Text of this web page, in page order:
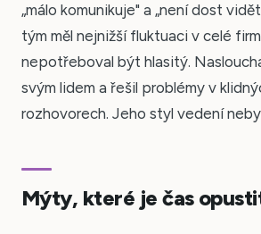
„málo komunikuje" a „není dost
tým měl nejnižší fluktuaci v celé
nepotřeboval být hlasitý.
svým lidem a řešil problémy v
rozhovorech. Jeho styl vedení
Mýty, které je čas